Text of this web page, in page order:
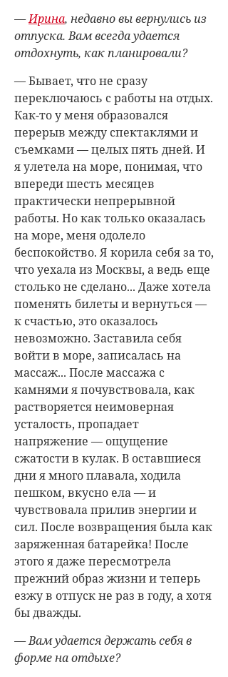
—Ирина, недавно вы вернулись из
отпуска. Вам всегда удается
отдохнуть, как планировали?
— Бывает, что не сразу
переключаюсь с работы на отдых.
Как-то у меня образовался
перерыв между спектак­лями и
съемками — целых пять дней. И
я улетела на море, понимая, что
впереди шесть месяцев
практически непрерывной
работы. Но как только оказалась
на море, меня одолело
беспокойство. Я корила себя за то,
что уехала из Москвы, а ведь еще
столько не сделано... Даже хотела
поменять билеты и вернуться —
к счастью, это оказалось
невозможно. Заставила себя
войти в море, записалась на
массаж... После массажа с
камнями я почувствовала, как
растворяется неимоверная
усталость, пропадает
напряжение — ощущение
сжатости в кулак. В оставшиеся
дни я много плавала, ходила
пешком, вкусно ела — и
чувствовала прилив энергии и
сил. После возвращения была как
заряженная батарейка! После
этого я даже пересмотрела
прежний образ жизни и теперь
езжу в отпуск не раз в году, а хотя
бы дважды.
— Вам удается держать себя в
форме на отдыхе?